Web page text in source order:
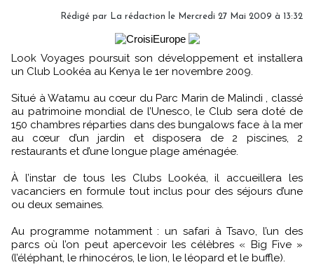
Rédigé par La rédaction le Mercredi 27 Mai 2009 à 13:32
Look Voyages poursuit son développement et installera
un Club Lookéa au Kenya le 1er novembre 2009.
Situé à Watamu au cœur du Parc Marin de Malindi , classé
au patrimoine mondial de l’Unesco, le Club sera doté de
150 chambres réparties dans des bungalows face à la mer
au cœur d’un jardin et disposera de 2 piscines, 2
restaurants et d’une longue plage aménagée.
À l’instar de tous les Clubs Lookéa, il accueillera les
vacanciers en formule tout inclus pour des séjours d’une
ou deux semaines.
Au programme notamment : un safari à Tsavo, l’un des
parcs où l’on peut apercevoir les célèbres « Big Five »
(l’éléphant, le rhinocéros, le lion, le léopard et le buffle).